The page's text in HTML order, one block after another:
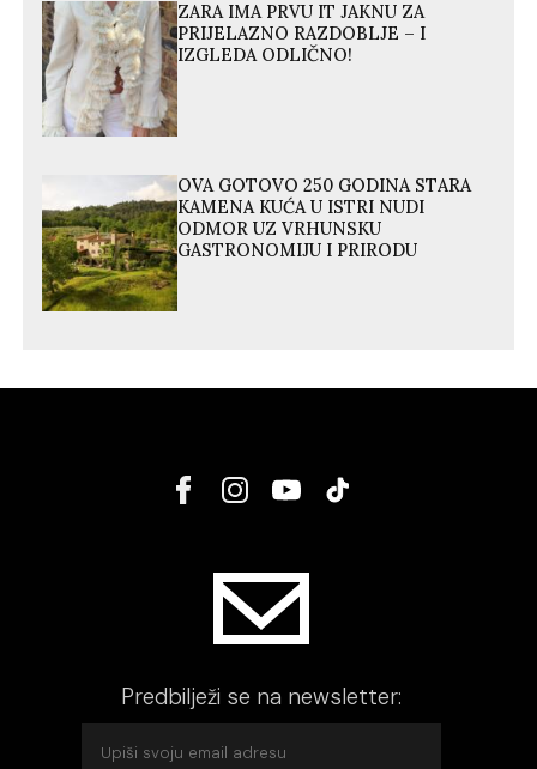
ZARA IMA PRVU IT JAKNU ZA
PRIJELAZNO RAZDOBLJE – I
IZGLEDA ODLIČNO!
OVA GOTOVO 250 GODINA STARA
KAMENA KUĆA U ISTRI NUDI
ODMOR UZ VRHUNSKU
GASTRONOMIJU I PRIRODU
Predbilježi se na newsletter: